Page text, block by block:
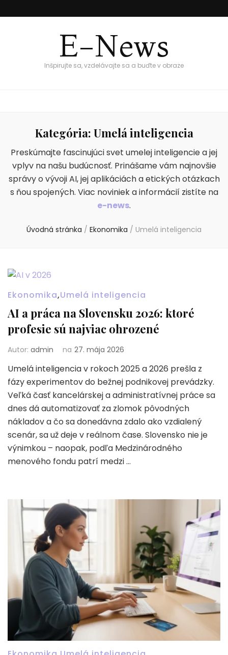
E-News
Inšpirujte sa, vzdelávajte sa a buďte v obraze
Kategória: Umelá inteligencia
Preskúmajte fascinujúci svet umelej inteligencie a jej
vplyv na našu budúcnosť. Prinášame vám najnovšie
správy o vývoji AI, jej aplikáciách a etických otázkach
s ňou spojených. Viac noviniek a informácií zistíte na
e-news.
Úvodná stránka / Ekonomika / Umelá inteligencia
Ekonomika,Umelá inteligencia
AI a práca na Slovensku 2026: ktoré
profesie sú najviac ohrozené
Autor: admin na 27. mája 2026
Umelá inteligencia v rokoch 2025 a 2026 prešla z
fázy experimentov do bežnej podnikovej prevádzky.
Veľká časť kancelárskej a administratívnej práce sa
dnes dá automatizovať za zlomok pôvodných
nákladov a čo sa donedávna zdalo ako vzdialený
scenár, sa už deje v reálnom čase. Slovensko nie je
výnimkou – naopak, podľa Medzinárodného
menového fondu patrí medzi …